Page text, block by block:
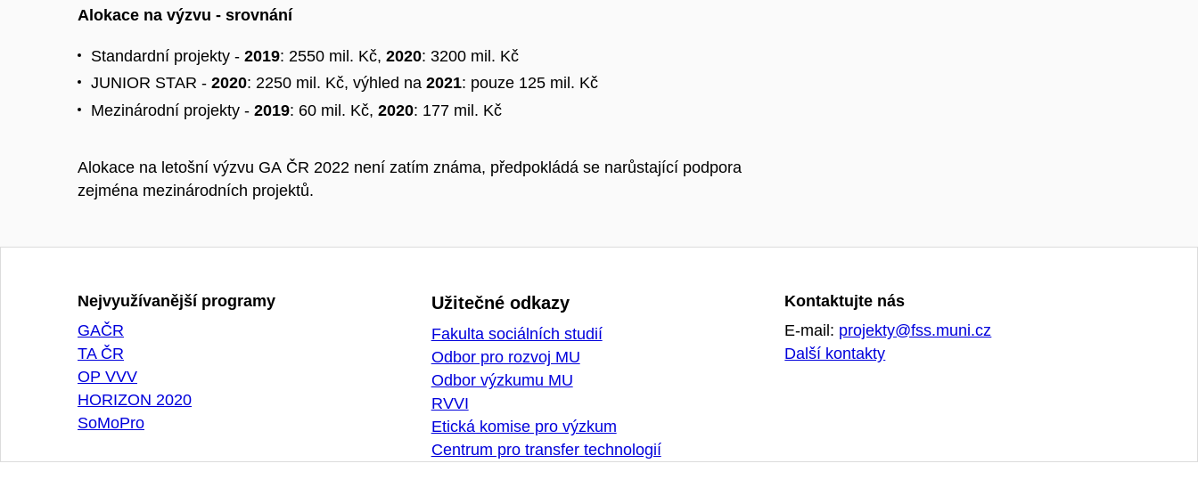
Alokace na výzvu - srovnání
Standardní projekty - 2019: 2550 mil. Kč, 2020: 3200 mil. Kč
JUNIOR STAR - 2020: 2250 mil. Kč, výhled na 2021: pouze 125 mil. Kč
Mezinárodní projekty - 2019: 60 mil. Kč, 2020: 177 mil. Kč
Alokace na letošní výzvu GA ČR 2022 není zatím známa, předpokládá se narůstající podpora
zejména mezinárodních projektů.
Nejvyužívanější programy
GAČR
TA ČR
OP VVV
HORIZON 2020
SoMoPro
Užitečné odkazy
Fakulta sociálních studií
Odbor pro rozvoj MU
Odbor výzkumu MU
RVVI
Etická komise pro výzkum
Centrum pro transfer technologií
Kontaktujte nás
E-mail: projekty@fss.muni.cz
Další kontakty